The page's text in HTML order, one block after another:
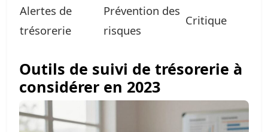
Alertes de
trésorerie
Prévention des
risques
Critique
Outils de suivi de trésorerie à
considérer en 2023